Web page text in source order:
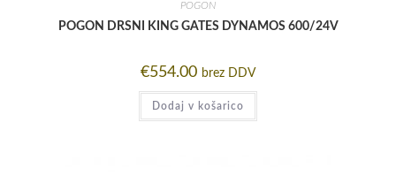
POGON
POGON DRSNI KING GATES DYNAMOS 600/24V
€554.00 brez DDV
Dodaj v košarico